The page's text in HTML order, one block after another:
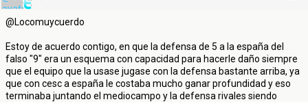
@Locomuycuerdo
Estoy de acuerdo contigo, en que la defensa de 5 a la españa del
falso "9" era un esquema con capacidad para hacerle daño siempre
que el equipo que la usase jugase con la defensa bastante arriba, ya
que con cesc a españa le costaba mucho ganar profundidad y eso
terminaba juntando el mediocampo y la defensa rivales siendo